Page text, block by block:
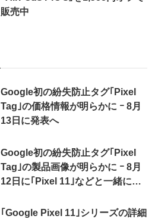
販売中
Google初の紛失防止タグ｢Pixel
Tag｣の価格情報が明らかに ｰ 8月
13日に発表へ
Google初の紛失防止タグ｢Pixel
Tag｣の製品画像が明らかに ｰ 8月
12日に｢Pixel 11｣などと一緒に発
｢Google Pixel 11｣シリーズの詳細